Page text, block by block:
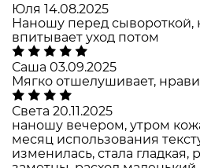
Юля 14.08.2025
Наношу перед сывороткой,
впитывает уход потом
Саша 03.09.2025
Мягко отшелушивает,
Света 20.11.2025
наношу вечером, утром
месяц использования
изменилась, стала